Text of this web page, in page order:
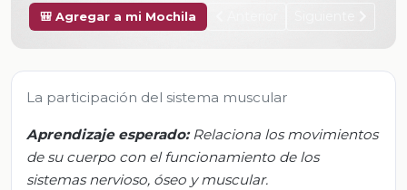
🎒 Agregar a mi Mochila
La participación del sistema muscular
Aprendizaje esperado:Relaciona los movimientos
de su cuerpo con el funcionamiento de los
sistemas nervioso, óseo y muscular.